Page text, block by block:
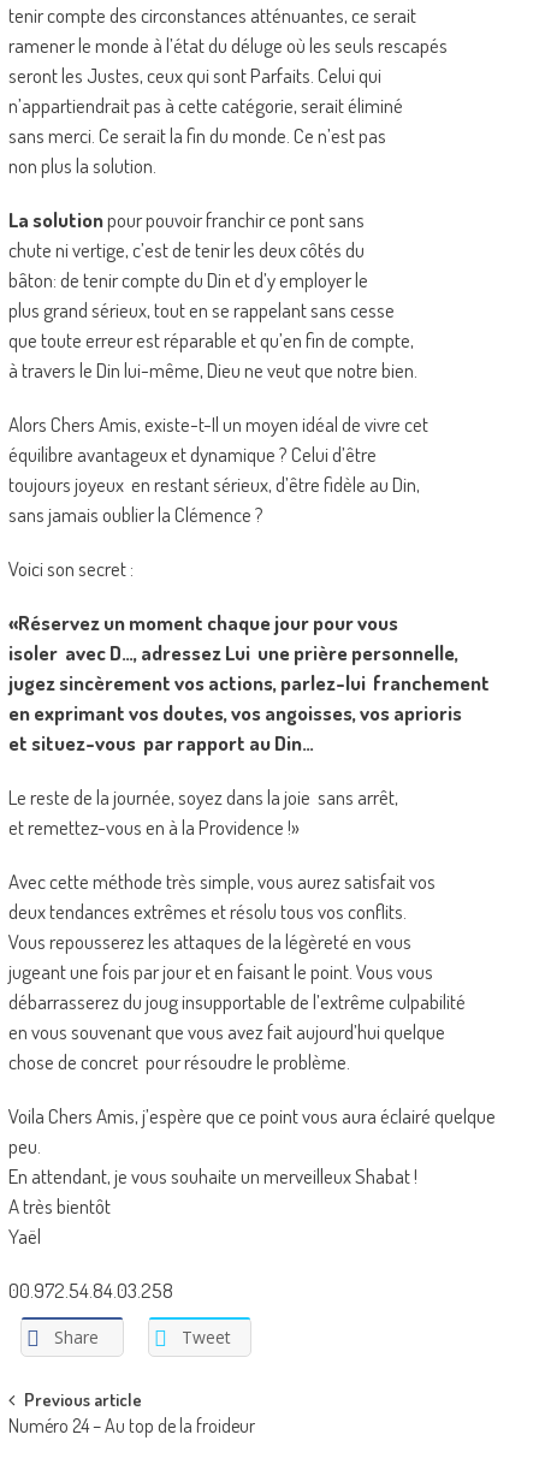
tenir compte des circonstances atténuantes, ce serait
ramener le monde à l’état du déluge où les seuls rescapés
seront les Justes, ceux qui sont Parfaits. Celui qui
n’appartiendrait pas à cette catégorie, serait éliminé
sans merci. Ce serait la fin du monde. Ce n’est pas
non plus la solution.
La solutionpour pouvoir franchir ce pont sans
chute ni vertige, c’est de tenir les deux côtés du
bâton: de tenir compte du Din et d’y employer le
plus grand sérieux, tout en se rappelant sans cesse
que toute erreur est réparable et qu’en fin de compte,
à travers le Din lui-même, Dieu ne veut que notre bien.
Alors Chers Amis, existe-t-Il un moyen idéal de vivre cet
équilibre avantageux et dynamique ? Celui d’être
toujours joyeux en restant sérieux, d’être fidèle au Din,
sans jamais oublier la Clémence ?
Voici son secret :
«Réservez un moment chaque jour pour vous
isoler avec D…, adressez Lui une prière personnelle,
jugez sincèrement vos actions, parlez-lui franchement
en exprimant vos doutes, vos angoisses, vos aprioris
et situez-vous par rapport au Din…
Le reste de la journée, soyez dans la joie sans arrêt,
et remettez-vous en à la Providence !»
Avec cette méthode très simple, vous aurez satisfait vos
deux tendances extrêmes et résolu tous vos conflits.
Vous repousserez les attaques de la légèreté en vous
jugeant une fois par jour et en faisant le point. Vous vous
débarrasserez du joug insupportable de l’extrême culpabilité
en vous souvenant que vous avez fait aujourd’hui quelque
chose de concret pour résoudre le problème.
Voila Chers Amis, j’espère que ce point vous aura éclairé quelque
peu.
En attendant, je vous souhaite un merveilleux Shabat !
A très bientôt
Yaël
00.972.54.84.03.258
Share Tweet
Post
navigation
Previous article
Numéro 24 – Au top de la froideur